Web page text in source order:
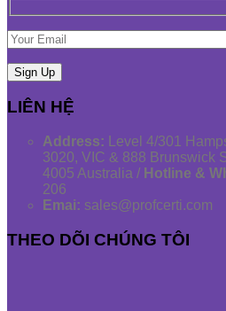
LIÊN HỆ
Address: Level 4/301
3020, VIC & 888 Brunswick
4005 Australia / Hotline &
206
Emai: sales@profcerti.com
THEO DÕI CHÚNG TÔI